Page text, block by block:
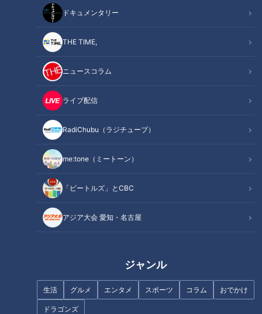
ドキュメンタリー
THE TIME,
ニュースコラム
ライブ配信
RadiChubu（ラジチューブ）
me:tone（ミートーン）
「ビートルズ」とCBC
アジア大会 愛知・名古屋
ジャンル
生活 グルメ エンタメ スポーツ コラム おでかけ
ドラゴンズ
この記事を見たあなたへのおすすめ
手掘りの隧道！？ 道マニアが厳
選する、トンネルが普及する前
の古き良き隧道！
悲しい運命を辿った群馬県の山
峠に眠る日本最古の道路遺構
兵庫の「山陰街道」に残る「鐘
ヶ坂隧道」とは
商店街の中が国道に？ 「国
道170号」の秘密にミキが迫る